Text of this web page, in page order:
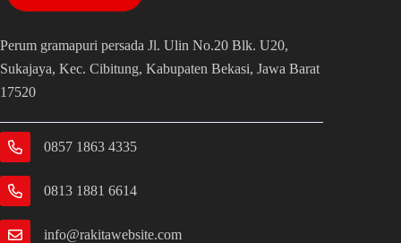
Perum gramapuri persada Jl. Ulin No.20 Blk. U20,
Sukajaya, Kec. Cibitung, Kabupaten Bekasi, Jawa Barat
17520
0857 1863 4335
0813 1881 6614
info@rakitawebsite.com